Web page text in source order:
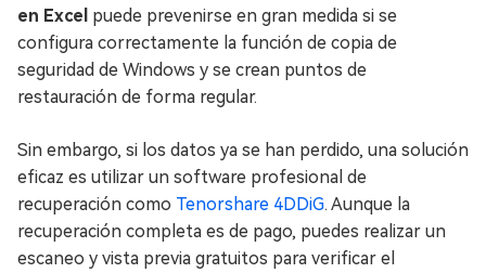
en Excel puede prevenirse en gran medida si se
configura correctamente la función de copia de
seguridad de Windows y se crean puntos de
restauración de forma regular.
Sin embargo, si los datos ya se han perdido, una solución
eficaz es utilizar un software profesional de
recuperación como Tenorshare 4DDiG. Aunque la
recuperación completa es de pago, puedes realizar un
escaneo y vista previa gratuitos para verificar el